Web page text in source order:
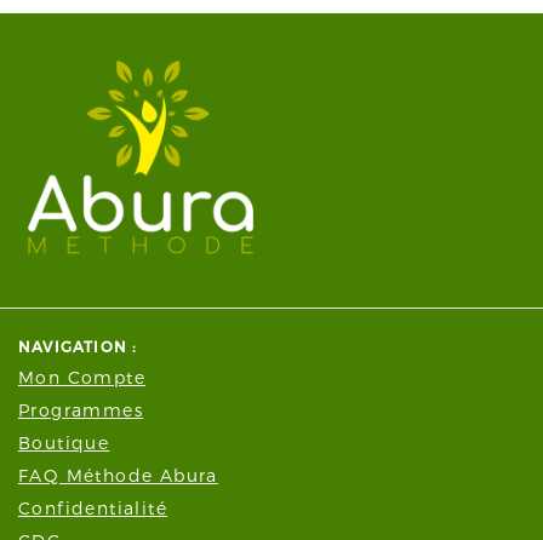
NAVIGATION :
Mon Compte
Programmes
Boutique
FAQ Méthode Abura
Confidentialité